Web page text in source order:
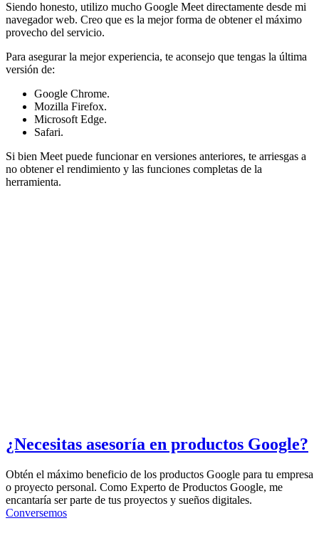
Siendo honesto, utilizo mucho Google Meet directamente desde mi
navegador web. Creo que es la mejor forma de obtener el máximo
provecho del servicio.
Para asegurar la mejor experiencia, te aconsejo que tengas la última
versión de:
Google Chrome.
Mozilla Firefox.
Microsoft Edge.
Safari.
Si bien Meet puede funcionar en versiones anteriores, te arriesgas a
no obtener el rendimiento y las funciones completas de la
herramienta.
¿Necesitas asesoría en productos Google?
Obtén el máximo beneficio de los productos Google para tu empresa
o proyecto personal. Como Experto de Productos Google, me
encantaría ser parte de tus proyectos y sueños digitales.
Conversemos